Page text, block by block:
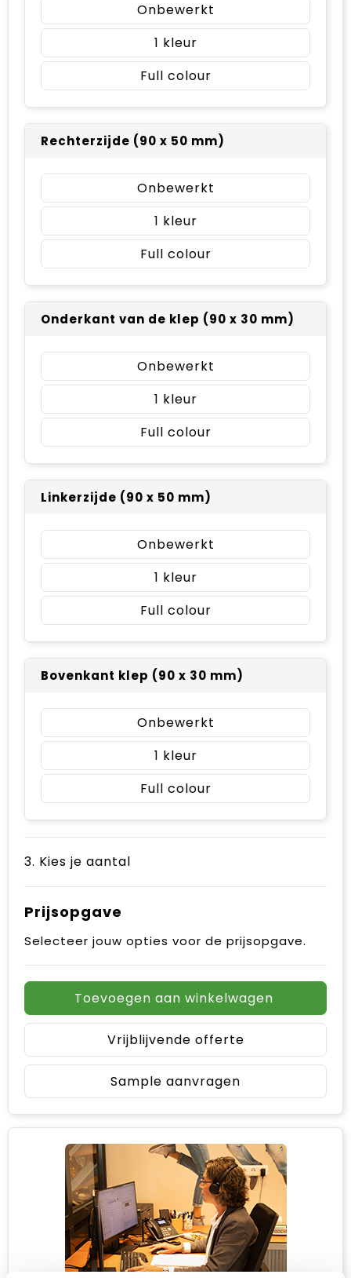
Onbewerkt
1
Full colour
Rechterzijde (90 x 50 mm)
Onbewerkt
1
Full colour
Onderkant van de klep (90 x 30 mm)
Onbewerkt
1
Full colour
Linkerzijde (90 x 50 mm)
Onbewerkt
1
Full colour
Bovenkant klep (90 x 30 mm)
Onbewerkt
1
Full colour
3. Kies je aantal
Prijsopgave
Selecteer jouw opties voor de prijsopgave.
Toevoegen aan winkelwagen
Vrijblijvende offerte
Sample aanvragen